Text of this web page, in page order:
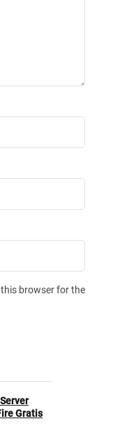
this browser for the
Gratis